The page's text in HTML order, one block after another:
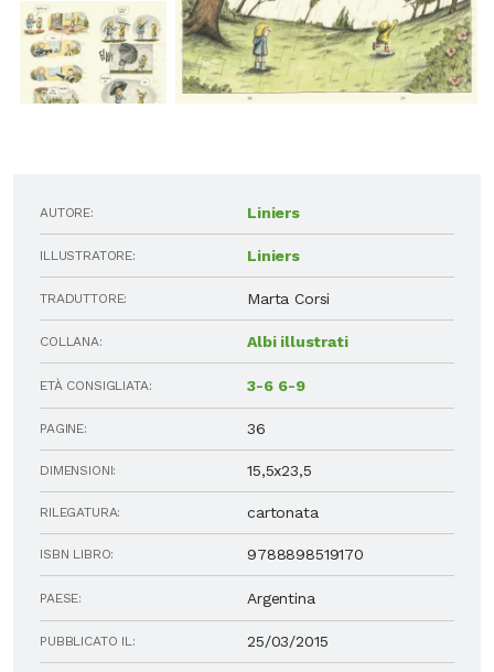
AUTORE: Liniers
ILLUSTRATORE: Liniers
TRADUTTORE: Marta Corsi
COLLANA: Albi illustrati
ETÀ CONSIGLIATA: 3-6 6-9
PAGINE: 36
DIMENSIONI: 15,5x23,5
RILEGATURA: cartonata
ISBN LIBRO: 9788898519170
PAESE: Argentina
PUBBLICATO IL: 25/03/2015